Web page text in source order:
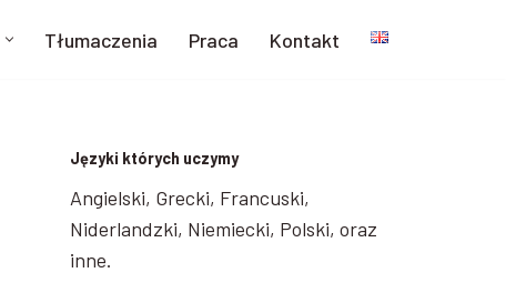
Tłumaczenia Praca Kontakt
Języki których uczymy
Angielski, Grecki, Francuski,
Niderlandzki, Niemiecki, Polski, oraz
inne.